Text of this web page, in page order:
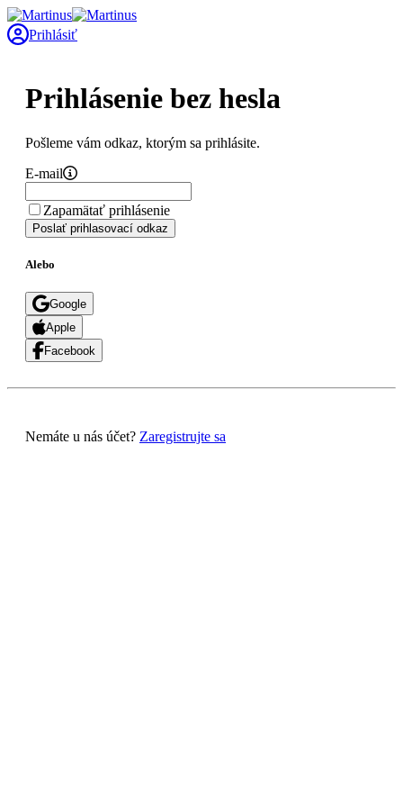
Prihlásiť
Prihlásenie bez hesla
Pošleme vám odkaz, ktorým sa prihlásite.
E-mail
Zapamätať prihlásenie
Poslať prihlasovací odkaz
Alebo
Google
Apple
Facebook
Nemáte u nás účet? Zaregistrujte sa